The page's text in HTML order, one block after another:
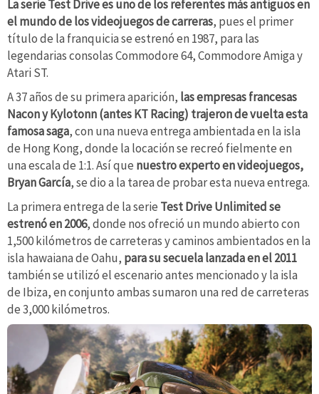
La serie Test Drive es uno de los referentes más antiguos en
el mundo de los videojuegos de carreras, pues el primer
título de la franquicia se estrenó en 1987, para las
legendarias consolas Commodore 64, Commodore Amiga y
Atari ST.
A 37 años de su primera aparición, las empresas francesas
Nacon y Kylotonn (antes KT Racing) trajeron de vuelta esta
famosa saga, con una nueva entrega ambientada en la isla
de Hong Kong, donde la locación se recreó fielmente en
una escala de 1:1. Así que nuestro experto en videojuegos,
Bryan García, se dio a la tarea de probar esta nueva entrega.
La primera entrega de la serie Test Drive Unlimited se
estrenó en 2006, donde nos ofreció un mundo abierto con
1,500 kilómetros de carreteras y caminos ambientados en la
isla hawaiana de Oahu, para su secuela lanzada en el 2011
también se utilizó el escenario antes mencionado y la isla
de Ibiza, en conjunto ambas sumaron una red de carreteras
de 3,000 kilómetros.